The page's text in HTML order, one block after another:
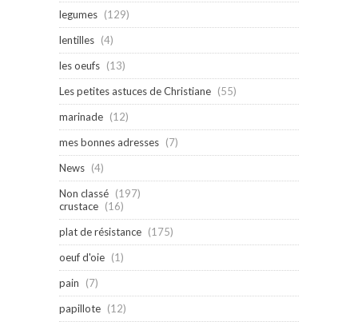
legumes (129)
lentilles (4)
les oeufs (13)
Les petites astuces de Christiane (55)
marinade (12)
mes bonnes adresses (7)
News (4)
Non classé (197)
crustace (16)
plat de résistance (175)
oeuf d'oie (1)
pain
(7)
papillote (12)